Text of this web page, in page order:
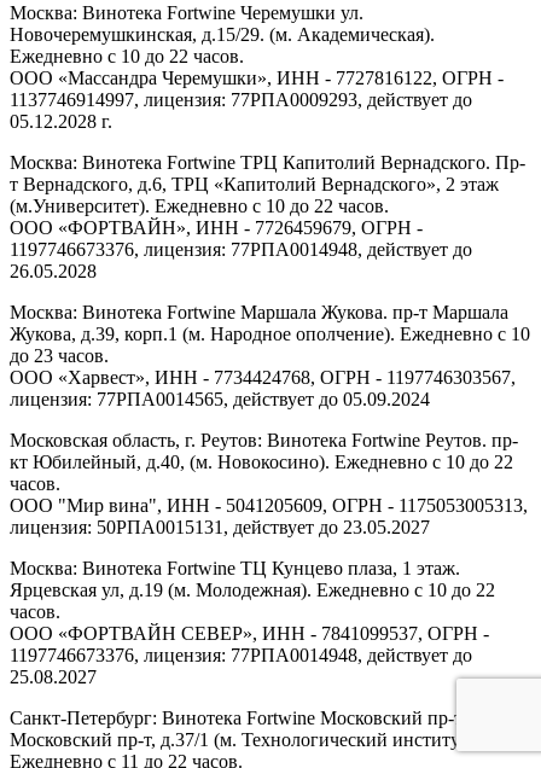
Москва: Винотека Fortwine Черемушки ул.
Новочеремушкинская, д.15/29. (м. Академическая).
Ежедневно с 10 до 22 часов.
ООО «Массандра Черемушки», ИНН - 7727816122, ОГРН -
1137746914997, лицензия: 77РПА0009293, действует до
05.12.2028 г.
Москва: Винотека Fortwine ТРЦ Капитолий Вернадского. Пр-
т Вернадского, д.6, ТРЦ «Капитолий Вернадского», 2 этаж
(м.Университет). Ежедневно с 10 до 22 часов.
ООО «ФОРТВАЙН», ИНН - 7726459679, ОГРН -
1197746673376, лицензия: 77РПА0014948, действует до
26.05.2028
Москва: Винотека Fortwine Маршала Жукова. пр-т Маршала
Жукова, д.39, корп.1 (м. Народное ополчение). Ежедневно с 10
до 23 часов.
ООО «Харвест», ИНН - 7734424768, ОГРН - 1197746303567,
лицензия: 77РПА0014565, действует до 05.09.2024
Московская область, г. Реутов: Винотека Fortwine Реутов. пр-
кт Юбилейный, д.40, (м. Новокосино). Ежедневно с 10 до 22
часов.
ООО "Мир вина", ИНН - 5041205609, ОГРН - 1175053005313,
лицензия: 50РПА0015131, действует до 23.05.2027
Москва: Винотека Fortwine ТЦ Кунцево плаза, 1 этаж.
Ярцевская ул, д.19 (м. Молодежная). Ежедневно с 10 до 22
часов.
ООО «ФОРТВАЙН СЕВЕР», ИНН - 7841099537, ОГРН -
1197746673376, лицензия: 77РПА0014948, действует до
25.08.2027
Санкт-Петербург: Винотека Fortwine Московский пр-т.
Московский пр-т, д.37/1 (м. Технологический институт).
Ежедневно с 11 до 22 часов.